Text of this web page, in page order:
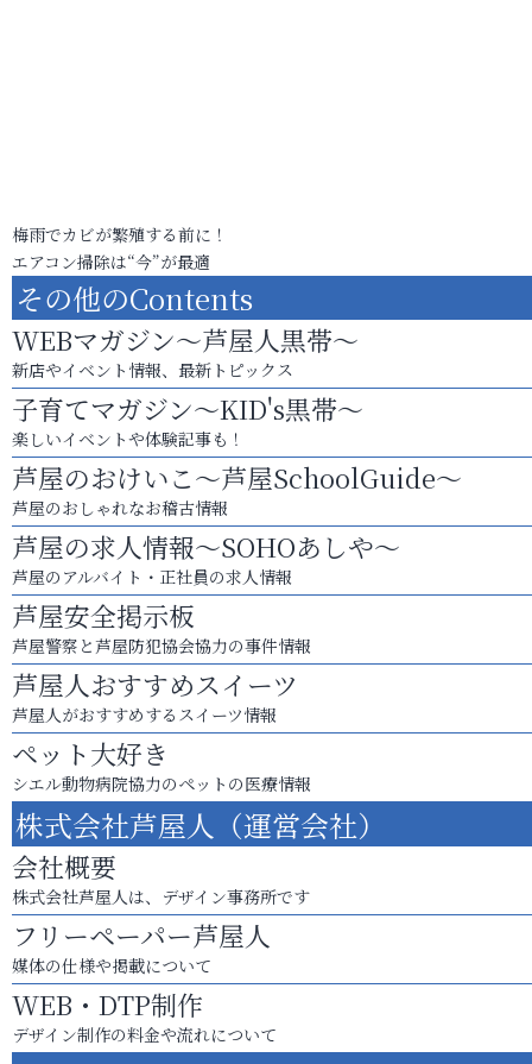
梅雨でカビが繁殖する前に！
エアコン掃除は“今”が最適
その他のContents
WEBマガジン～芦屋人黒帯～
新店やイベント情報、最新トピックス
子育てマガジン～KID's黒帯～
楽しいイベントや体験記事も！
芦屋のおけいこ～芦屋SchoolGuide～
芦屋のおしゃれなお稽古情報
芦屋の求人情報～SOHOあしや～
芦屋のアルバイト・正社員の求人情報
芦屋安全掲示板
芦屋警察と芦屋防犯協会協力の事件情報
芦屋人おすすめスイーツ
芦屋人がおすすめするスイーツ情報
ペット大好き
シエル動物病院協力のペットの医療情報
株式会社芦屋人（運営会社）
会社概要
株式会社芦屋人は、デザイン事務所です
フリーペーパー芦屋人
媒体の仕様や掲載について
WEB・DTP制作
デザイン制作の料金や流れについて